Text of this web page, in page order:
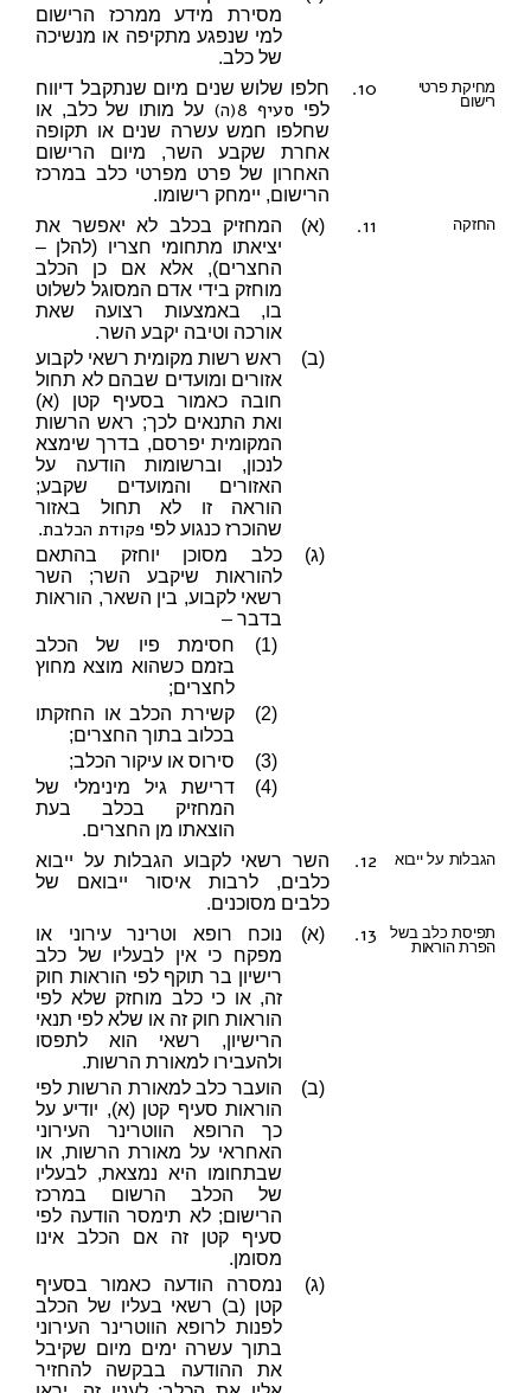
מסירת מידע ממרכז הרישום
למי שנפגע מתקיפה או מנשיכה
של כלב.
10.
מחיקת פרטי
רישום
חלפו שלוש שנים מיום שנתקבל דיווח
לפי סעיף 8(ה)
על מותו של כלב, או
שחלפו חמש עשרה שנים או תקופה
אחרת שקבע השר, מיום הרישום
האחרון של פרט מפרטי כלב במרכז
הרישום, יימחק רישומו.
11. החזקה (א)
המחזיק בכלב לא יאפשר את
יציאתו מתחומי חצריו (להלן –
החצרים), אלא אם כן הכלב
מוחזק בידי אדם המסוגל לשלוט
בו, באמצעות רצועה שאת
אורכה וטיבה יקבע השר.
(ב)
ראש רשות מקומית רשאי לקבוע
אזורים ומועדים שבהם לא תחול
חובה כאמור בסעיף קטן (א)
ואת התנאים לכך; ראש הרשות
המקומית יפרסם, בדרך שימצא
לנכון, וברשומות הודעה על
האזורים והמועדים שקבע;
הוראה זו לא תחול באזור
שהוכרז כנגוע לפי פקודת הכלבת.
(ג)
כלב מסוכן יוחזק בהתאם
להוראות שיקבע השר; השר
רשאי לקבוע, בין השאר, הוראות
בדבר –
(1)
חסימת פיו של הכלב
בזמם כשהוא מוצא מחוץ
לחצרים;
(2)
קשירת הכלב או החזקתו
בכלוב בתוך החצרים;
(3)
סירוס או עיקור הכלב;
(4)
דרישת גיל מינימלי של
המחזיק בכלב בעת
הוצאתו מן החצרים.
12. הגבלות על ייבוא
השר רשאי לקבוע הגבלות על ייבוא
כלבים, לרבות איסור ייבואם של
כלבים מסוכנים.
13.
תפיסת כלב בשל
הפרת הוראות
(א)
נוכח רופא וטרינר עירוני או
מפקח כי אין לבעליו של כלב
רישיון בר תוקף לפי הוראות חוק
זה, או כי כלב מוחזק שלא לפי
הוראות חוק זה או שלא לפי תנאי
הרישיון, רשאי הוא לתפסו
ולהעבירו למאורת הרשות.
(ב)
הועבר כלב למאורת הרשות לפי
הוראות סעיף קטן (א), יודיע על
כך הרופא הווטרינר העירוני
האחראי על מאורת הרשות, או
שבתחומו היא נמצאת, לבעליו
של הכלב הרשום במרכז
הרישום; לא תימסר הודעה לפי
סעיף קטן זה אם הכלב אינו
מסומן.
(ג)
נמסרה הודעה כאמור בסעיף
קטן (ב) רשאי בעליו של הכלב
לפנות לרופא הווטרינר העירוני
בתוך עשרה ימים מיום שקיבל
את ההודעה בבקשה להחזיר